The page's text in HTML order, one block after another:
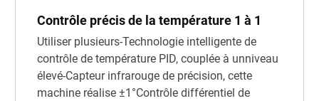
Contrôle précis de la température 1 à 1
Utiliser plusieurs-Technologie intelligente de
contrôle de température PID, couplée à unniveau
élevé-Capteur infrarouge de précision, cette
machine réalise ±1°Contrôle différentiel de